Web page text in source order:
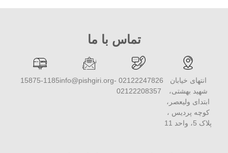
تماس با ما
انتهای خیابان
شهید بهشتی،
ابتدای ولیعصر،
کوچه پردیس ،
پلاک 5، واحد 11
02122247826 -
02122208357
info@pishgiri.org
15875-1185